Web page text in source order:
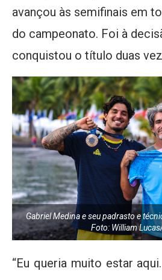
avançou às semifinais em
do campeonato. Foi à
conquistou o título duas
Gabriel Medina e seu padrasto e
Foto: William
“Eu queria muito estar